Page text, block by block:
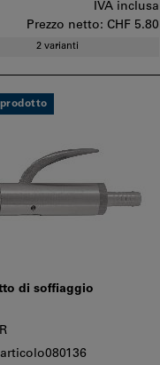
IVA inclusa
Prezzo netto: CHF 5.80
2 varianti
di soffiaggio